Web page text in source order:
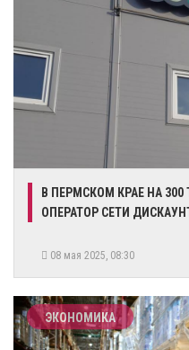
​В ПЕРМСКОМ КРАЕ НА
ОПЕРАТОР СЕТИ
08 мая 2025, 08:30
ЭКОНОМИКА